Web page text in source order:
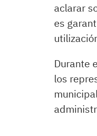
aclarar
es
Durante
los